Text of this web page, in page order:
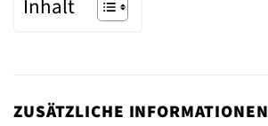
Inhalt
ZUSÄTZLICHE INFORMATIONEN